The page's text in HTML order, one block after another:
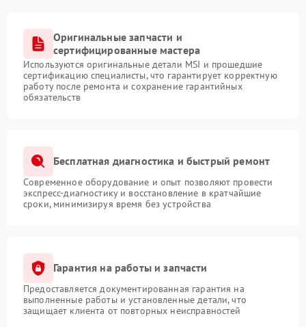
Оригинальные запчасти и
сертифицированные мастера
Используются оригинальные детали MSI и прошедшие
сертификацию специалисты, что гарантирует корректную
работу после ремонта и сохранение гарантийных
обязательств
Бесплатная диагностика и быстрый ремонт
Современное оборудование и опыт позволяют провести
экспресс-диагностику и восстановление в кратчайшие
сроки, минимизируя время без устройства
Гарантия на работы и запчасти
Предоставляется документированная гарантия на
выполненные работы и установленные детали, что
защищает клиента от повторных неисправностей